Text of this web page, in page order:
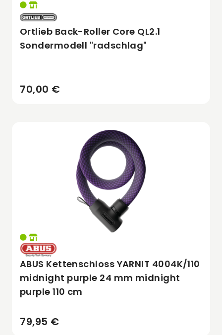
Ortlieb Back-Roller Core QL2.1
Sondermodell "radschlag"
70,00 €
ABUS Kettenschloss YARNIT 4004K/110
midnight purple 24 mm midnight
purple 110 cm
79,95 €